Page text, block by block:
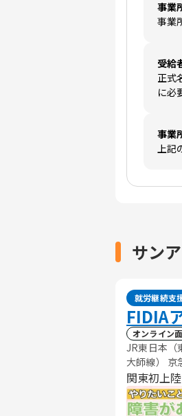
事業
事業
受給
正式
に必
事業
上記
サン
就労継続支
FIDIA
オンライン
JR東日本（
大師線）
関東初上